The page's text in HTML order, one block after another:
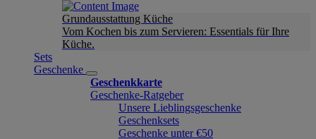
Grundausstattung Küche
Vom Kochen bis zum Servieren: Essentials für Ihre
Küche.
Sets
Geschenke
Geschenkkarte
Geschenke-Ratgeber
Unsere Lieblingsgeschenke
Geschenksets
Geschenke unter €50